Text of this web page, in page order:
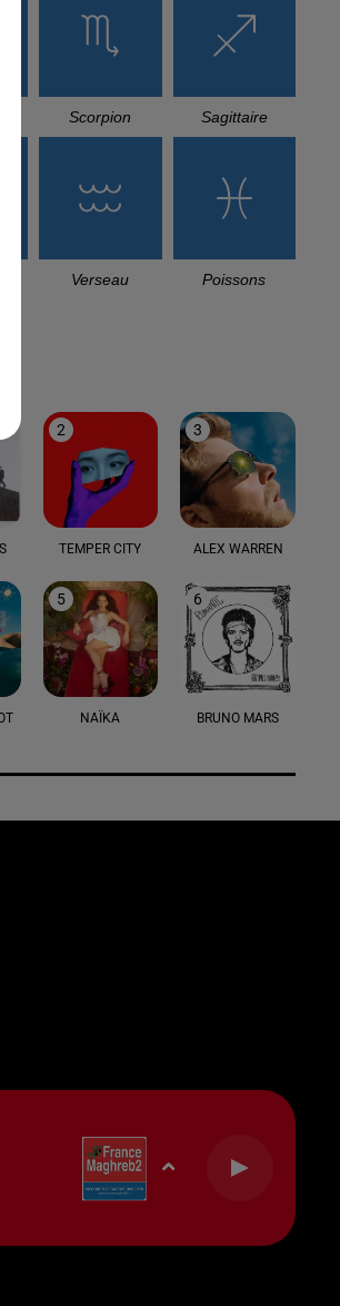
Scorpion Sagittaire
Verseau Poissons
2
TEMPER CITY
3
ALEX WARREN
5
NAÏKA
6
BRUNO MARS